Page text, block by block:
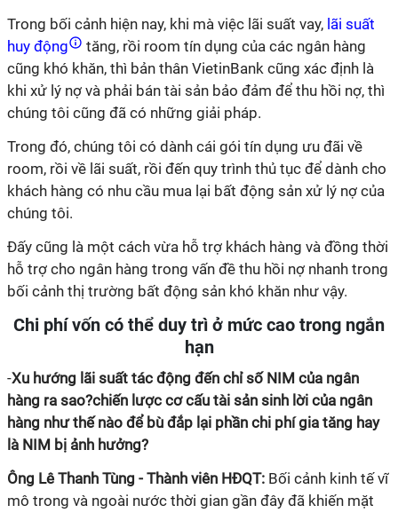
Trong bối cảnh hiện nay, khi mà việc lãi suất vay, lãi suất
huy động
tăng, rồi room tín dụng của các ngân hàng
cũng khó khăn, thì bản thân VietinBank cũng xác định là
khi xử lý nợ và phải bán tài sản bảo đảm để thu hồi nợ, thì
chúng tôi cũng đã có những giải pháp.
Trong đó, chúng tôi có dành cái gói tín dụng ưu đãi về
room, rồi về lãi suất, rồi đến quy trình thủ tục để dành cho
khách hàng có nhu cầu mua lại bất động sản xử lý nợ của
chúng tôi.
Đấy cũng là một cách vừa hỗ trợ khách hàng và đồng thời
hỗ trợ cho ngân hàng trong vấn đề thu hồi nợ nhanh trong
bối cảnh thị trường bất động sản khó khăn như vậy.
Chi phí vốn có thể duy trì ở mức cao trong ngắn
hạn
-Xu hướng lãi suất tác động đến chỉ số NIM của ngân
hàng ra sao?chiến lược cơ cấu tài sản sinh lời của ngân
hàng như thế nào để bù đắp lại phần chi phí gia tăng hay
là NIM bị ảnh hưởng?
Ông Lê Thanh Tùng - Thành viên HĐQT: Bối cảnh kinh tế vĩ
mô trong và ngoài nước thời gian gần đây đã khiến mặt